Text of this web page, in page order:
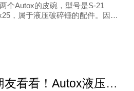
个Autox的皮碗，型号是S-21
，属于液压破碎锤的配件。因为
液压破碎锤型号不太清楚，所以
求懂行的朋友看看！Autox液压破碎锤皮碗S-23(H)该咋选？